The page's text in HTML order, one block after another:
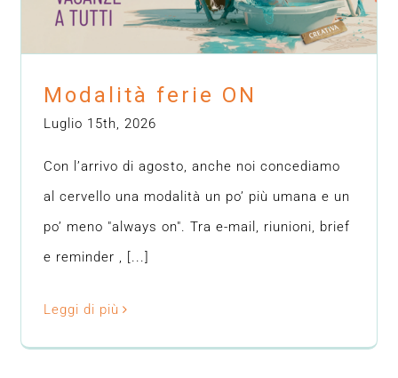
Modalità ferie ON
Luglio 15th, 2026
Con l’arrivo di agosto, anche noi concediamo
al cervello una modalità un po’ più umana e un
po’ meno "always on". Tra e-mail, riunioni, brief
e reminder , [...]
Leggi di più